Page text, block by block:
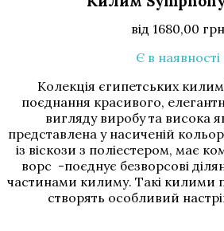
від 1680,00 грн
Є в наявності
Колекція єгипетських
поєднання красивого,
вигляду виробу та висока
представлена у насиченій
із віскози з поліестером, має
ворс -поєднує безворсові
частинами килиму. Такі килими
створять особливий